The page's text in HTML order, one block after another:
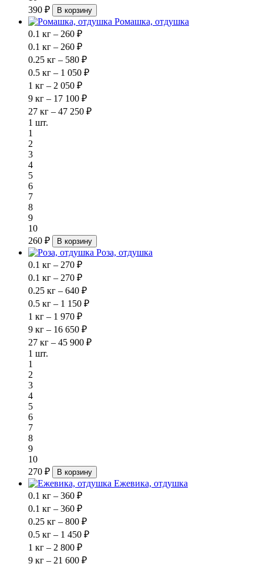
390 ₽
В корзину
Ромашка, отдушка
0.1 кг – 260 ₽
0.1 кг – 260 ₽
0.25 кг – 580 ₽
0.5 кг – 1 050 ₽
1 кг – 2 050 ₽
9 кг – 17 100 ₽
27 кг – 47 250 ₽
1 шт.
1
2
3
4
5
6
7
8
9
10
260 ₽
В корзину
Роза, отдушка
0.1 кг – 270 ₽
0.1 кг – 270 ₽
0.25 кг – 640 ₽
0.5 кг – 1 150 ₽
1 кг – 1 970 ₽
9 кг – 16 650 ₽
27 кг – 45 900 ₽
1 шт.
1
2
3
4
5
6
7
8
9
10
270 ₽
В корзину
Ежевика, отдушка
0.1 кг – 360 ₽
0.1 кг – 360 ₽
0.25 кг – 800 ₽
0.5 кг – 1 450 ₽
1 кг – 2 800 ₽
9 кг – 21 600 ₽